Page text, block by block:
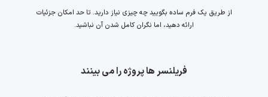
از طریق یک فرم ساده بگویید چه چیزی نیاز دارید. تا حد امکان جزئیات
ارائه دهید، اما نگران کامل شدن آن نباشید.
فریلنسر ها پروژه را می بینند